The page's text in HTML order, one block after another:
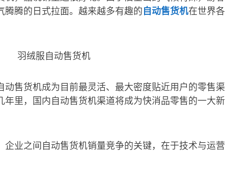
腾的日式拉面。越来越多有趣的自动售货机在世界
售货机成为目前最灵活、最大密度贴近用户的零售
里，国内自动售货机渠道将成为快消品零售的一大
业之间自动售货机销量竞争的关键，在于技术与运